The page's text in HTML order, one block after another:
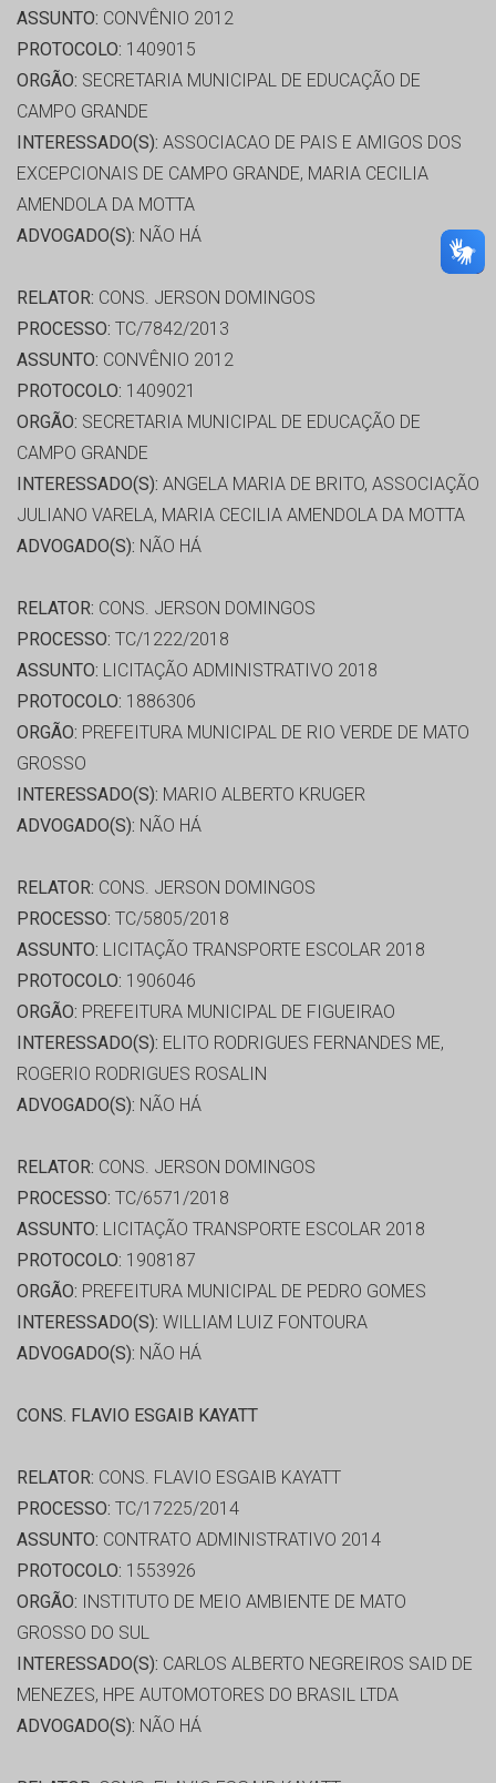
ASSUNTO: CONVÊNIO 2012
PROTOCOLO: 1409015
ORGÃO: SECRETARIA MUNICIPAL DE EDUCAÇÃO DE
CAMPO GRANDE
INTERESSADO(S): ASSOCIACAO DE PAIS E AMIGOS DOS
EXCEPCIONAIS DE CAMPO GRANDE, MARIA CECILIA
AMENDOLA DA MOTTA
ADVOGADO(S): NÃO HÁ
RELATOR: CONS. JERSON DOMINGOS
PROCESSO: TC/7842/2013
ASSUNTO: CONVÊNIO 2012
PROTOCOLO: 1409021
ORGÃO: SECRETARIA MUNICIPAL DE EDUCAÇÃO DE
CAMPO GRANDE
INTERESSADO(S): ANGELA MARIA DE BRITO, ASSOCIAÇÃO
JULIANO VARELA, MARIA CECILIA AMENDOLA DA MOTTA
ADVOGADO(S): NÃO HÁ
RELATOR: CONS. JERSON DOMINGOS
PROCESSO: TC/1222/2018
ASSUNTO: LICITAÇÃO ADMINISTRATIVO 2018
PROTOCOLO: 1886306
ORGÃO: PREFEITURA MUNICIPAL DE RIO VERDE DE MATO
GROSSO
INTERESSADO(S): MARIO ALBERTO KRUGER
ADVOGADO(S): NÃO HÁ
RELATOR: CONS. JERSON DOMINGOS
PROCESSO: TC/5805/2018
ASSUNTO: LICITAÇÃO TRANSPORTE ESCOLAR 2018
PROTOCOLO: 1906046
ORGÃO: PREFEITURA MUNICIPAL DE FIGUEIRAO
INTERESSADO(S): ELITO RODRIGUES FERNANDES ME,
ROGERIO RODRIGUES ROSALIN
ADVOGADO(S): NÃO HÁ
RELATOR: CONS. JERSON DOMINGOS
PROCESSO: TC/6571/2018
ASSUNTO: LICITAÇÃO TRANSPORTE ESCOLAR 2018
PROTOCOLO: 1908187
ORGÃO: PREFEITURA MUNICIPAL DE PEDRO GOMES
INTERESSADO(S): WILLIAM LUIZ FONTOURA
ADVOGADO(S): NÃO HÁ
CONS. FLAVIO ESGAIB KAYATT
RELATOR: CONS. FLAVIO ESGAIB KAYATT
PROCESSO: TC/17225/2014
ASSUNTO: CONTRATO ADMINISTRATIVO 2014
PROTOCOLO: 1553926
ORGÃO: INSTITUTO DE MEIO AMBIENTE DE MATO
GROSSO DO SUL
INTERESSADO(S): CARLOS ALBERTO NEGREIROS SAID DE
MENEZES, HPE AUTOMOTORES DO BRASIL LTDA
ADVOGADO(S): NÃO HÁ